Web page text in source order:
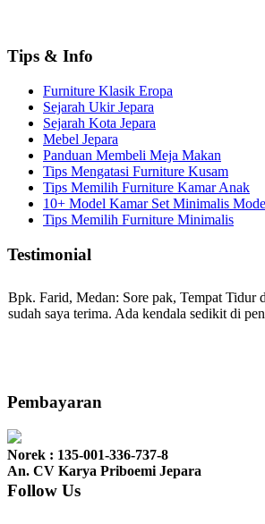
Tips & Info
Furniture Klasik Eropa
Sejarah Ukir Jepara
Sejarah Kota Jepara
Mebel Jepara
Panduan Membeli Meja Makan
Tips Mengatasi Furniture Kusam
Tips Memilih Furniture Kamar Anak
10+ Model Kamar Set Minimalis
Tips Memilih Furniture Minimalis
Testimonial
Bpk. Farid, Medan: Sore pak, Tempat Tidur
sudah saya terima. Ada kendala sedikit di
bale2 dan kursi teras saya sudah saya terima
Ibu Vina, Bogor:Meja belajar cocok Pak,
seperti yang saya punya di rumah...
Pembayaran
Norek : 135-001-336-737-8
An. CV Karya Priboemi Jepara
Follow Us